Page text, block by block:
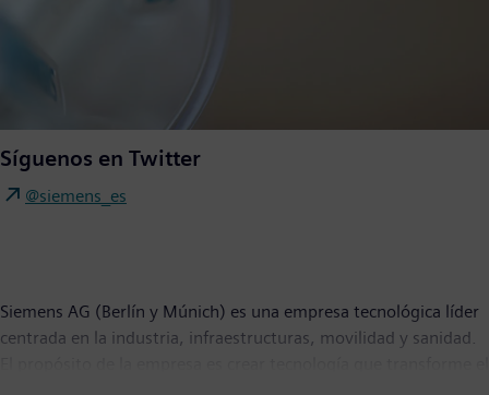
Síguenos en Twitter
@siemens_es
Siemens AG (Berlín y Múnich) es una empresa tecnológica líder
centrada en la industria, infraestructuras, movilidad y sanidad.